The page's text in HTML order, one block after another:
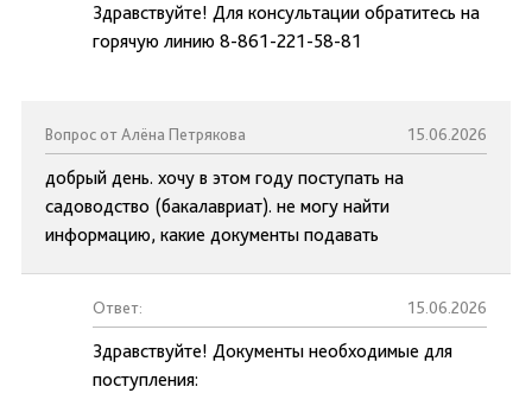
Здравствуйте! Для консультации обратитесь на
горячую линию 8-861-221-58-81
Вопрос от Алёна Петрякова 15.06.2026
добрый день. хочу в этом году поступать на
садоводство (бакалавриат). не могу найти
информацию, какие документы подавать
Ответ: 15.06.2026
Здравствуйте! Документы необходимые для
поступления: